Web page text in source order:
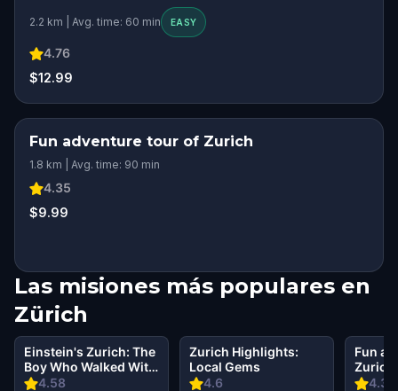
2.2 km | Avg. time: 60 min EASY
4.76
$12.99
Fun adventure tour of Zurich
1.8 km | Avg. time: 90 min
4.35
$9.99
Las misiones más populares en
Zürich
4.58
Einstein's Zurich: The
Boy Who Walked With
Time
4.6
Zurich Highlights:
Local Gems
4.35
Fun
Zurich